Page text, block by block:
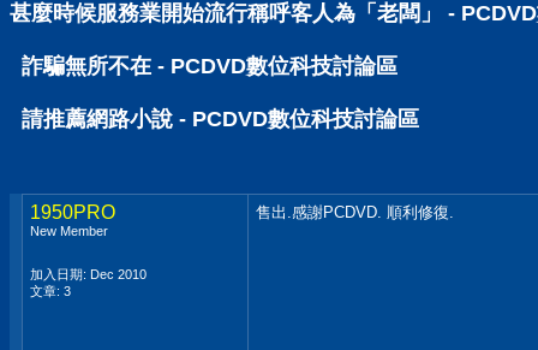
甚麼時候服務業開始流行稱呼客人為「老闆」 -
詐騙無所不在 - PCDVD數位科技討論區
請推薦網路小說 - PCDVD數位科技討論區
1950PRO
New Member
加入日期: Dec 2010
文章: 3
售出.感謝PCDVD. 順利修復.